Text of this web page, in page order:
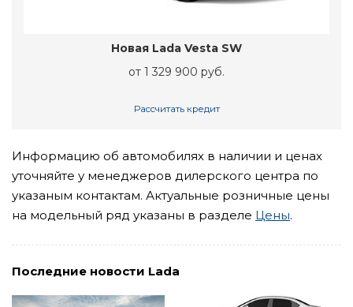
Новая Lada Vesta SW
от 1 329 900 руб.
Рассчитать кредит
Информацию об автомобилях в наличии и ценах
уточняйте у менеджеров дилерского центра по
указаным контактам. Актуальные розничные цены
на модельный ряд указаны в разделе Цены.
Последние новости Lada